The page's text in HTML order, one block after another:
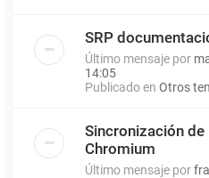
SRP
Último mensaje por
14:05
Publicado en Otros
Sincronización
Chromium
Último mensaje por